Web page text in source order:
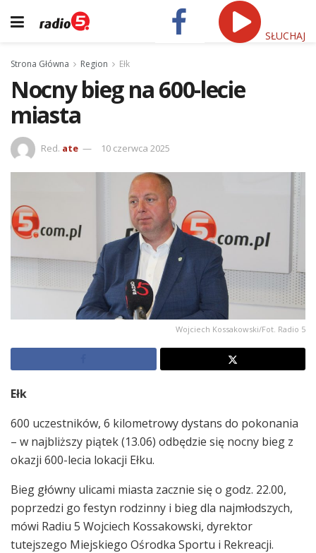
SŁUCHAJ
Strona Główna Region Ełk
Nocny bieg na 600-lecie
miasta
Red. ate 10 czerwca 2025
Wojciech Kossakowski/Fot. Radio 5
Ełk
600 uczestników, 6 kilometrowy dystans do pokonania
– w najbliższy piątek (13.06) odbędzie się nocny bieg z
okazji 600-lecia lokacji Ełku.
Bieg główny ulicami miasta zacznie się o godz. 22.00,
poprzedzi go festyn rodzinny i bieg dla najmłodszych,
mówi Radiu 5 Wojciech Kossakowski, dyrektor
tutejszego Miejskiego Ośrodka Sportu i Rekreacji.